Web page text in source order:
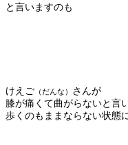
と言いますのも
けえご （だんな） さんが
膝が痛くて曲がらないと言
歩くのもままならない状態に